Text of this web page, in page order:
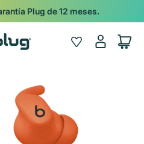
recibir antes del 24/12.
Wishlist
Iniciar
sesión
Carrito
del producto